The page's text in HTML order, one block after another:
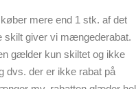
mere end 1 stk. af det
skilt giver vi mængederabat.
gælder kun skiltet og ikke
dvs. der er ikke rabat på